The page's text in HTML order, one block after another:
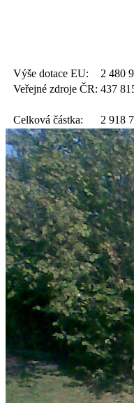
Výše dotace EU: 2 480
Veřejné zdroje ČR: 437
Celková částka: 2 918